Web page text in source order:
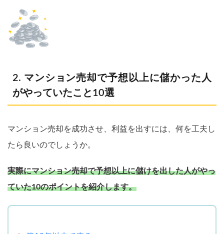
マンション売却で予想以上に儲かった人
がやっていたこと10選
マンション売却を成功させ、利益を出すには、何を工夫し
たら良いのでしょうか。
実際にマンション売却で予想以上に儲けを出した人がやっ
ていた10のポイントを紹介します。